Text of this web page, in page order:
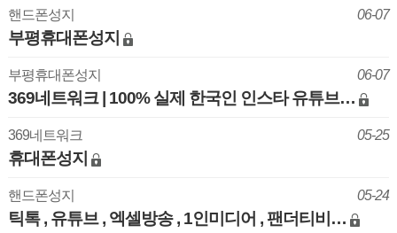
핸드폰성지 06-07
부평휴대폰성지
부평휴대폰성지 06-07
369네트워크 | 100% 실제 한국인 인스타 유튜브…
369네트워크 05-25
휴대폰성지
핸드폰성지 05-24
틱톡 , 유튜브 , 엑셀방송 , 1인미디어 , 팬더티비…